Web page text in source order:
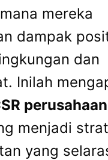
mereka
dampak
dan
Inilah
perusahaan
menjadi
yang